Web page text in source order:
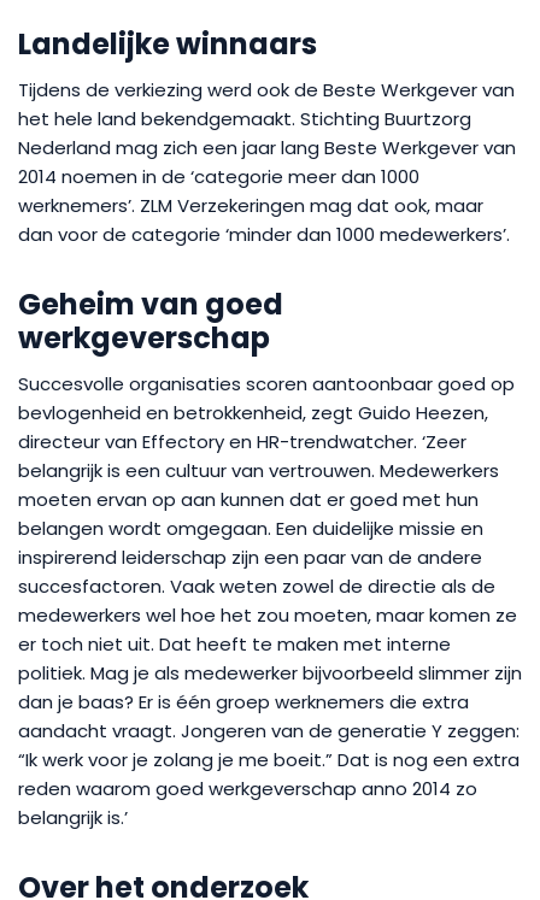
Landelijke winnaars
Tijdens de verkiezing werd ook de Beste Werkgever van
het hele land bekendgemaakt. Stichting Buurtzorg
Nederland mag zich een jaar lang Beste Werkgever van
2014 noemen in de ‘categorie meer dan 1000
werknemers’. ZLM Verzekeringen mag dat ook, maar
dan voor de categorie ‘minder dan 1000 medewerkers’.
Geheim van goed
werkgeverschap
Succesvolle organisaties scoren aantoonbaar goed op
bevlogenheid en betrokkenheid, zegt Guido Heezen,
directeur van Effectory en HR-trendwatcher. ‘Zeer
belangrijk is een cultuur van vertrouwen. Medewerkers
moeten ervan op aan kunnen dat er goed met hun
belangen wordt omgegaan. Een duidelijke missie en
inspirerend leiderschap zijn een paar van de andere
succesfactoren. Vaak weten zowel de directie als de
medewerkers wel hoe het zou moeten, maar komen ze
er toch niet uit. Dat heeft te maken met interne
politiek. Mag je als medewerker bijvoorbeeld slimmer zijn
dan je baas? Er is één groep werknemers die extra
aandacht vraagt. Jongeren van de generatie Y zeggen:
“Ik werk voor je zolang je me boeit.” Dat is nog een extra
reden waarom goed werkgeverschap anno 2014 zo
belangrijk is.’
Over het onderzoek